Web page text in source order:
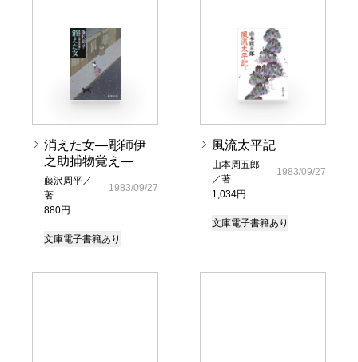
消えた女―彫師伊
之助捕物覚え―
藤沢周平／
著
880円
1983/09/27
文庫電子書籍あり
風流太平記
山本周五郎
／著
1,034円
1983/09/27
文庫電子書籍あり